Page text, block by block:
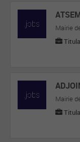
Mairie
Mairie